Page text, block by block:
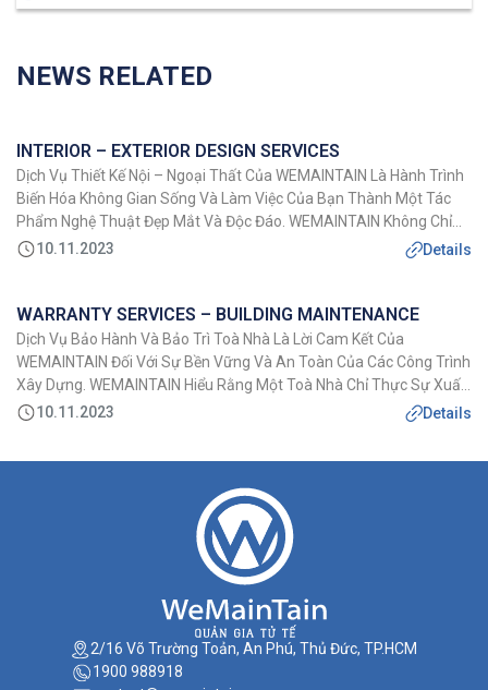
NEWS RELATED
INTERIOR – EXTERIOR DESIGN SERVICES
Dịch Vụ Thiết Kế Nội – Ngoại Thất Của WEMAINTAIN Là Hành Trình
Biến Hóa Không Gian Sống Và Làm Việc Của Bạn Thành Một Tác
Phẩm Nghệ Thuật Đẹp Mắt Và Độc Đáo. WEMAINTAIN Không Chỉ
Tạo Ra Các Thiết Kế, WEMAINTAIN Tạo Ra Trải Nghiệm Sống, Một
10.11.2023 Details
WARRANTY SERVICES – BUILDING MAINTENANCE
Dịch Vụ Bảo Hành Và Bảo Trì Toà Nhà Là Lời Cam Kết Của
WEMAINTAIN Đối Với Sự Bền Vững Và An Toàn Của Các Công Trình
Xây Dựng. WEMAINTAIN Hiểu Rằng Một Toà Nhà Chỉ Thực Sự Xuất
Sắc Khi Nó Được Duy Trì Và Bảo Quản Đúng Cách Sau Khi Hoàn
10.11.2023 Details
2/16 Võ Trường Toản, An Phú, Thủ Đức, TP.HCM
1900 988918